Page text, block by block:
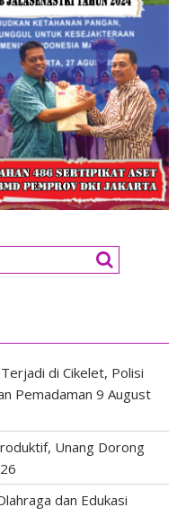
di Cikelet, Polisi
Pemadaman 9 August
Unang Dorong
dan Edukasi